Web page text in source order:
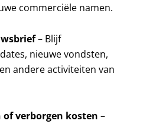
commerciële namen.
– Blijf
nieuwe vondsten,
andere activiteiten van
of verborgen kosten –